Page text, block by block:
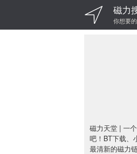
磁力
你想要
磁力天堂 | 一
吧！BT下载、
最清新的磁力